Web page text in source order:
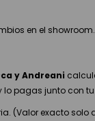
en el showroom.
y Andreani
lo pagas junto con
(Valor exacto solo